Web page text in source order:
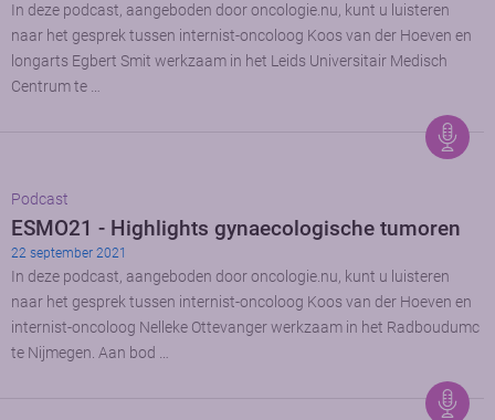
In deze podcast, aangeboden door oncologie.nu, kunt u luisteren
naar het gesprek tussen internist-oncoloog Koos van der Hoeven en
longarts Egbert Smit werkzaam in het Leids Universitair Medisch
Centrum te …
Podcast
ESMO21 - Highlights gynaecologische tumoren
22 september 2021
In deze podcast, aangeboden door oncologie.nu, kunt u luisteren
naar het gesprek tussen internist-oncoloog Koos van der Hoeven en
internist-oncoloog Nelleke Ottevanger werkzaam in het Radboudumc
te Nijmegen. Aan bod …